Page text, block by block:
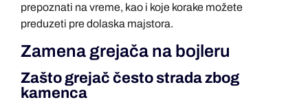
prepoznati na vreme, kao i koje korake možete
preduzeti pre dolaska majstora.
Zamena grejača na bojleru
Zašto grejač često strada zbog
kamenca